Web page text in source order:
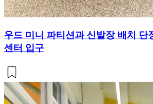
우드 미니 파티션과 신발장 배치 단
센터 입구